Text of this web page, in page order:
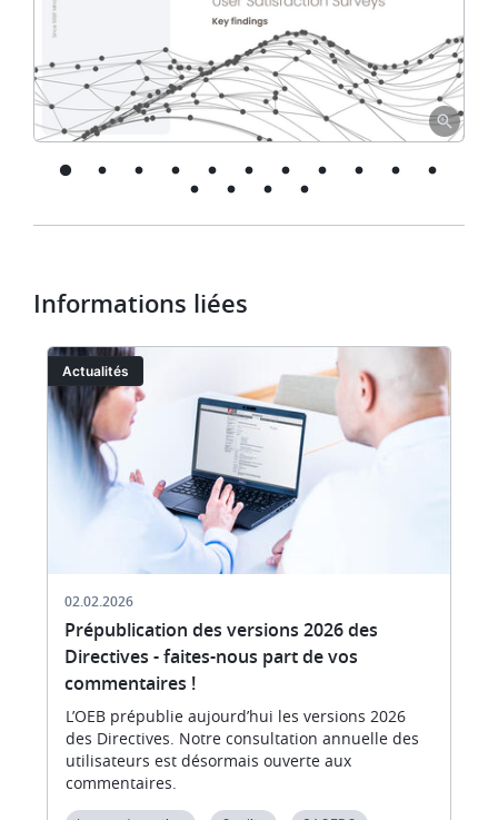
Informations liées
Image
Actualités
02.02.2026
Prépublication des versions 2026 des
Directives - faites-nous part de vos
commentaires !
L’OEB prépublie aujourd’hui les versions 2026
des Directives. Notre consultation annuelle des
utilisateurs est désormais ouverte aux
commentaires.